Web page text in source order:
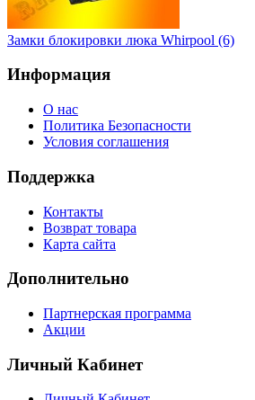
Замки блокировки люка Whirpool (6)
Информация
О нас
Политика Безопасности
Условия соглашения
Поддержка
Контакты
Возврат товара
Карта сайта
Дополнительно
Партнерская программа
Акции
Личный Кабинет